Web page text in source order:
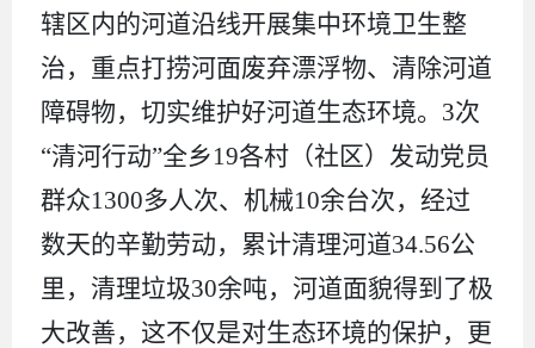
辖区内的河道沿线开展集中环境卫生整
治，重点打捞河面废弃漂浮物、清除河道
障碍物，切实维护好河道生态环境。 3次
“清河行动”全乡19各村（社区）发动党员
群众1300多人次、机械10余台次，经过
数天的辛勤劳动，累计清理河道34.56公
里，清理垃圾30余吨，河道面貌得到了极
大改善，这不仅是对生态环境的保护，更